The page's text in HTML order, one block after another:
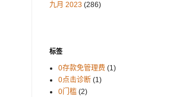
九月 2023 (286)
标签
0存款免管理费 (1)
0点击诊断 (1)
0门槛 (2)